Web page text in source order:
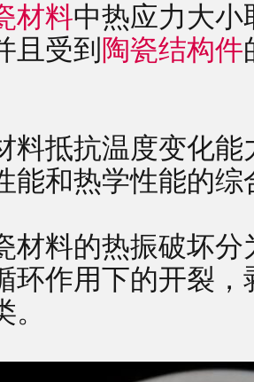
材料中热应力大小
且受到 陶瓷结构件
料抵抗温度变化
能和热学性能的综
材料的热振破坏
环作用下的开裂